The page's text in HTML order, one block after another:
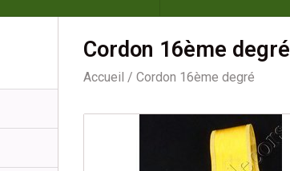
Cordon 16ème degré
Accueil / Cordon 16ème degré